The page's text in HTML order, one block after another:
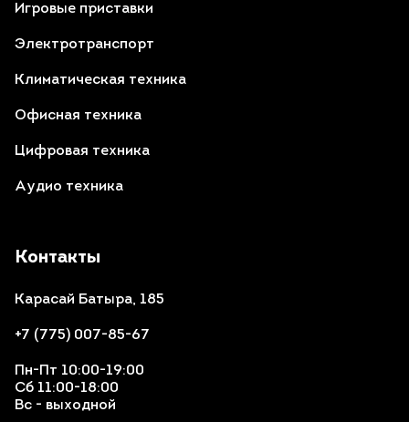
Контакты
Карасай Батыра, 185
+7 (775) 007-85-67
Пн-Пт 10:00-19:00
Сб 11:00-18:00
Вс - выходной
Игровые приставки
Электротранспорт
Климатическая техника
Офисная техника
Цифровая техника
Аудио техника